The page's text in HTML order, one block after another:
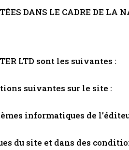
DANS LE CADRE DE LA
LTD sont les suivantes :
suivantes sur le site :
informatiques de
du site et dans des